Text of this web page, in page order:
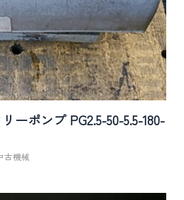
ーポンプ PG2.5-50-5.5-180-
古機械